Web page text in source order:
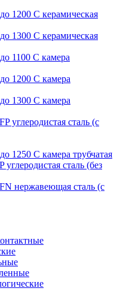
1200 С керамическая
1300 С керамическая
1100 С камера
1200 С камера
1300 С камера
сталь (с
1250 С камера трубчатая
сталь (без
нержавеющая сталь (с